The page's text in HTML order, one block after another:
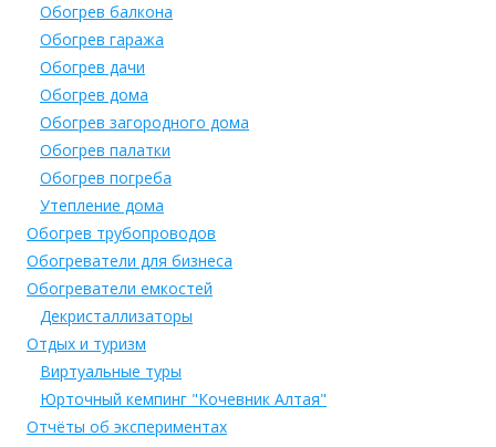
Обогрев балкона
Обогрев гаража
Обогрев дачи
Обогрев дома
Обогрев загородного дома
Обогрев палатки
Обогрев погреба
Утепление дома
Обогрев трубопроводов
Обогреватели для бизнеса
Обогреватели емкостей
Декристаллизаторы
Отдых и туризм
Виртуальные туры
Юрточный кемпинг "Кочевник Алтая"
Отчёты об экспериментах